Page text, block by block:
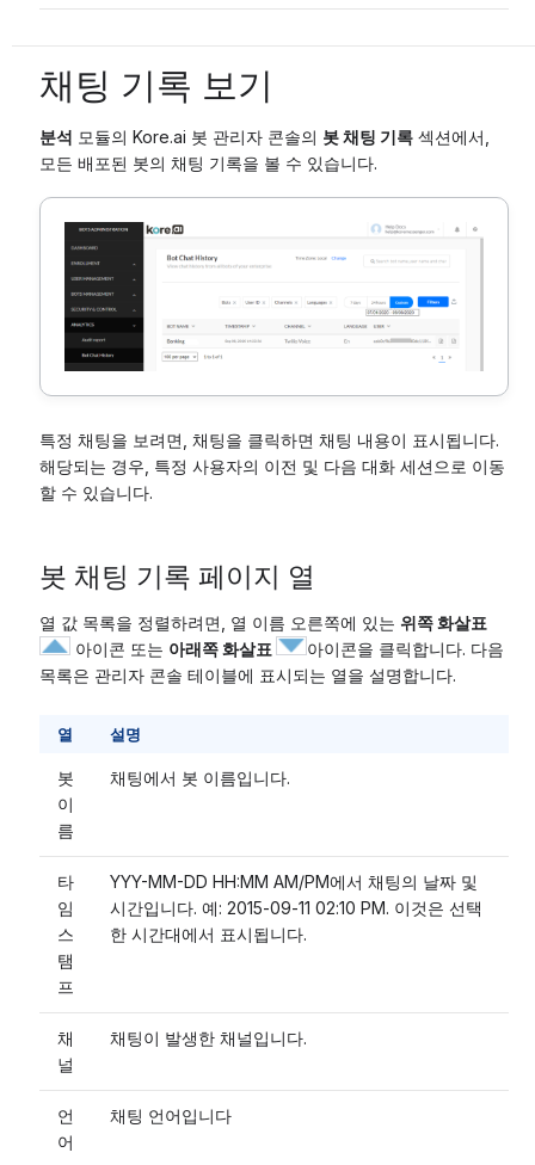
채팅 기록 보기
분석 모듈의 Kore.ai 봇 관리자 콘솔의 봇 채팅 기록섹션에서,
모든 배포된 봇의 채팅 기록을 볼 수 있습니다.
특정 채팅을 보려면, 채팅을 클릭하면 채팅 내용이 표시됩니다.
해당되는 경우, 특정 사용자의 이전 및 다음 대화 세션으로 이동
할 수 있습니다.
봇 채팅 기록 페이지 열
열 값 목록을 정렬하려면, 열 이름 오른쪽에 있는 위쪽 화살표
아이콘 또는 아래쪽 화살표
아이콘을 클릭합니다. 다음
목록은 관리자 콘솔 테이블에 표시되는 열을 설명합니다.
열 설명
봇
이
름
채팅에서 봇 이름입니다.
타
임
스
탬
프
YYY-MM-DD HH:MM AM/PM에서 채팅의 날짜 및
시간입니다. 예: 2015-09-11 02:10 PM. 이것은 선택
한 시간대에서 표시됩니다.
채
널
채팅이 발생한 채널입니다.
언
어
채팅 언어입니다